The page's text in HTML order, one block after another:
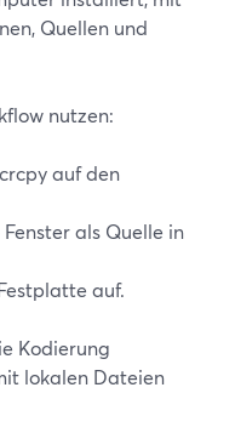
Quellen und
nutzen:
auf den
als Quelle in
auf.
Kodierung
lokalen Dateien